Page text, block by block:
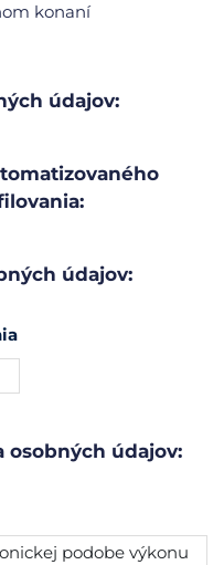
konaní
údajov:
údajov:
osobných údajov:
podobe výkonu